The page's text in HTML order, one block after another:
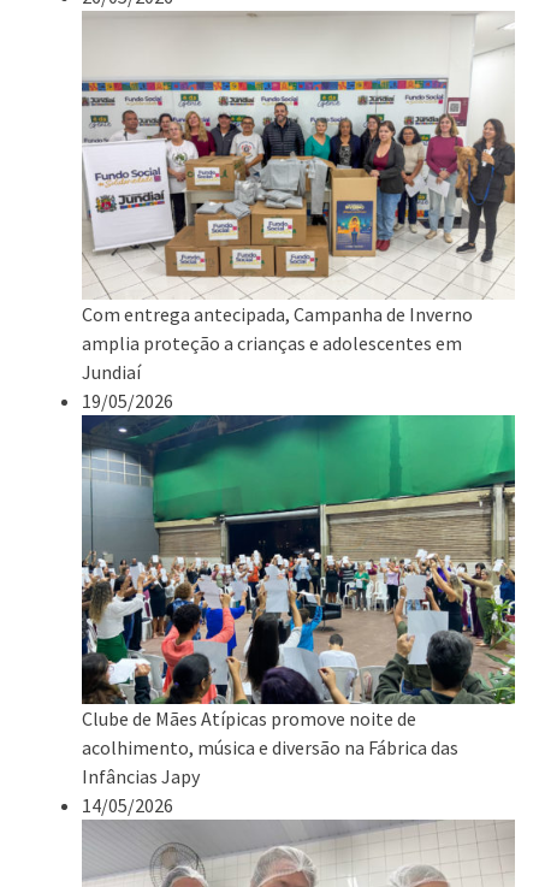
Com entrega antecipada, Campanha de Inverno
amplia proteção a crianças e adolescentes em
Jundiaí
19/05/2026
Clube de Mães Atípicas promove noite de
acolhimento, música e diversão na Fábrica das
Infâncias Japy
14/05/2026